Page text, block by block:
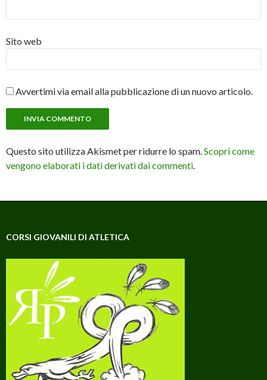
Sito web
Avvertimi via email alla pubblicazione di un nuovo articolo.
Questo sito utilizza Akismet per ridurre lo spam. Scopri come
vengono elaborati i dati derivati dai commenti
CORSI GIOVANILI DI ATLETICA